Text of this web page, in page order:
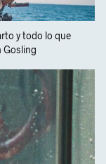
y todo lo que
Gosling